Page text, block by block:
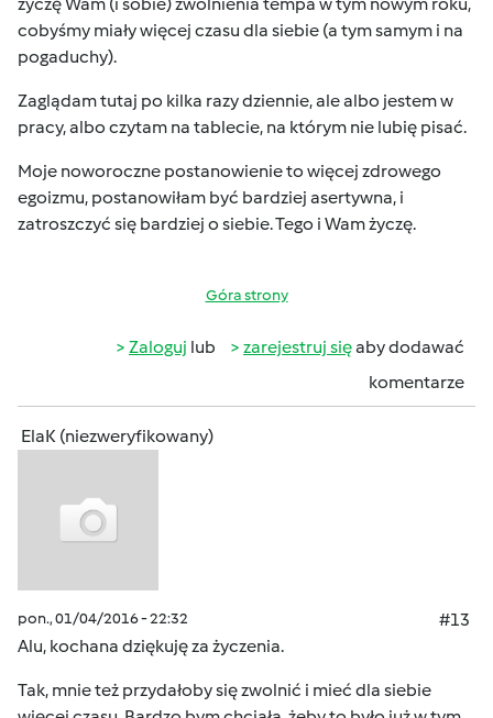
życzę Wam (i sobie) zwolnienia tempa w tym nowym roku,
cobyśmy miały więcej czasu dla siebie (a tym samym i na
pogaduchy).
Zaglądam tutaj po kilka razy dziennie, ale albo jestem w
pracy, albo czytam na tablecie, na którym nie lubię pisać.
Moje noworoczne postanowienie to więcej zdrowego
egoizmu, postanowiłam być bardziej asertywna, i
zatroszczyć się bardziej o siebie. Tego i Wam życzę.
Góra strony
Zaloguj lub zarejestruj sięaby dodawać
komentarze
ElaK (niezweryfikowany)
pon., 01/04/2016 - 22:32
#13
Alu, kochana dziękuję za życzenia.
Tak, mnie też przydałoby się zwolnić i mieć dla siebie